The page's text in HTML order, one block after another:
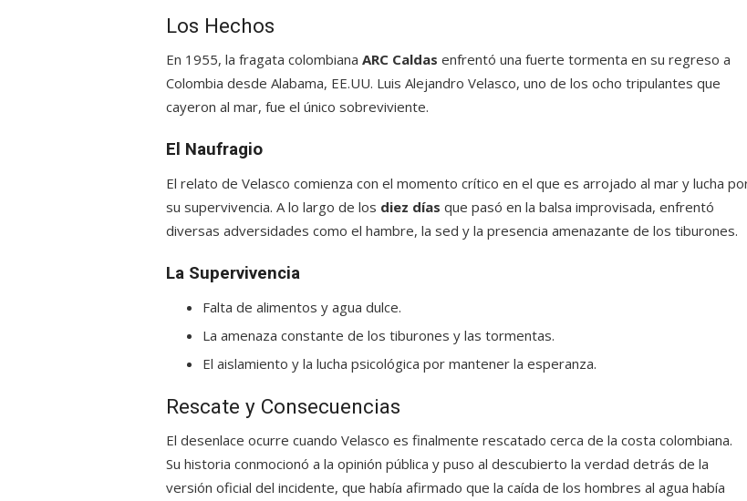
Los Hechos
En 1955, la fragata colombiana ARC Caldas enfrentó una fuerte tormenta en su regreso a
Colombia desde Alabama, EE.UU. Luis Alejandro Velasco, uno de los ocho tripulantes que
cayeron al mar, fue el único sobreviviente.
El Naufragio
El relato de Velasco comienza con el momento crítico en el que es arrojado al mar y lucha
su supervivencia. A lo largo de los diez días que pasó en la balsa improvisada, enfrentó
diversas adversidades como el hambre, la sed y la presencia amenazante de los tiburones.
La Supervivencia
Falta de alimentos y agua dulce.
La amenaza constante de los tiburones y las tormentas.
El aislamiento y la lucha psicológica por mantener la esperanza.
Rescate y Consecuencias
El desenlace ocurre cuando Velasco es finalmente rescatado cerca de la costa colombiana.
Su historia conmocionó a la opinión pública y puso al descubierto la verdad detrás de la
versión oficial del incidente, que había afirmado que la caída de los hombres al agua había